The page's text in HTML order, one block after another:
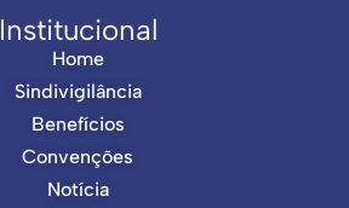
Institucional
Home
Sindivigilância
Benefícios
Convenções
Notícia